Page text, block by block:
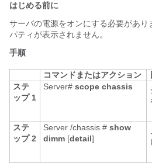
はじめる前に
サーバの電源をオンにする必要があり
パティが表示されません。
手順
コマンドまたはアクション
ステ
ップ 1
Server# scope chassis
ステ
ップ 2
Server /chassis # show
dimm [detail]